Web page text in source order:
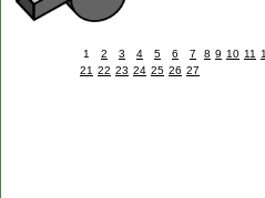
1 2 3 4 5 6 7 8 9 10 11
21 22 23 24 25 26 27